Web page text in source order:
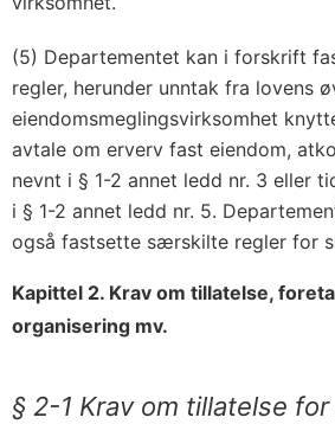
(5) Departementet kan i forskrift
regler, herunder unntak fra lovens
eiendomsmeglingsvirksomhet
avtale om erverv fast eiendom,
nevnt i § 1-2 annet ledd nr. 3 eller
i § 1-2 annet ledd nr. 5.
også fastsette særskilte regler for
Kapittel 2. Krav om tillatelse,
organisering mv.
§ 2-1 Krav om tillatelse